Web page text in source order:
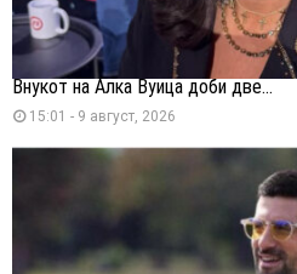
Внукот на Алка Вуица доби две...
15:01 - 9 август, 2026